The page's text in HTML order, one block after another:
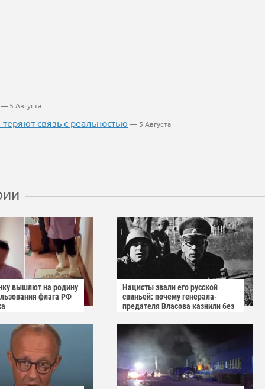
— 5 Августа
связь с реальностью — 5 Августа
вышлют на родину
флага РФ
Нацисты звали его русской
свиньей: почему генерала-
предателя Власова казнили без